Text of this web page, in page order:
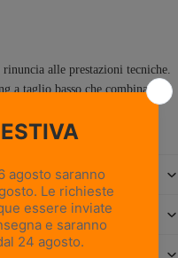
alle prestazioni tecniche.
a taglio basso che combina una
aderenza della suola
Read more